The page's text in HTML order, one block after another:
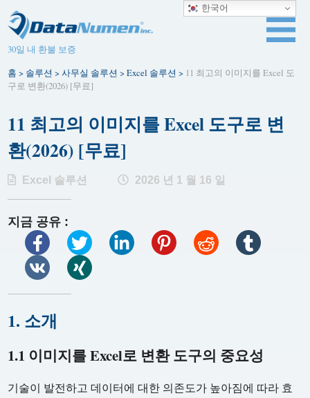
30일 내 환불 보증
홈 > 솔루션 >사무실 솔루션 >Excel 솔루션 > 11 최고의 이미지를 Excel 도
구로 변환(2026) [무료]
11 최고의 이미지를 Excel 도구로 변
환(2026) [무료]
Excel 솔루션 2026 년 1 월 16 일
지금 공유 :
1. 소개
1.1 이미지를 Excel로 변환 도구의 중요성
기술이 발전하고 데이터에 대한 의존도가 높아짐에 따라 효
한국어